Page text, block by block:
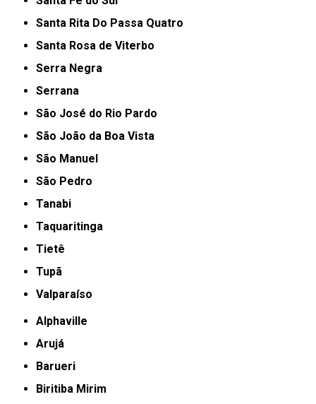
Santa Rita Do Passa Quatro
Santa Rosa de Viterbo
Serra Negra
Serrana
São José do Rio Pardo
São João da Boa Vista
São Manuel
São Pedro
Tanabi
Taquaritinga
Tietê
Tupã
Valparaíso
Alphaville
Arujá
Barueri
Biritiba Mirim